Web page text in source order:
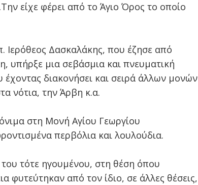
είχε φέρει από το Άγιο Όρος το οποίο
Δασκαλάκης, που έζησε από
υπήρξε μια σεβάσμια και πνευματική
διακονήσει και σειρά άλλων μονών
νότια, την Άρβη κ.α.
στη Μονή Αγίου Γεωργίου
περβόλια και λουλούδια.
τότε ηγουμένου, στη θέση όπου
φυτεύτηκαν από τον ίδιο, σε άλλες θέσεις,